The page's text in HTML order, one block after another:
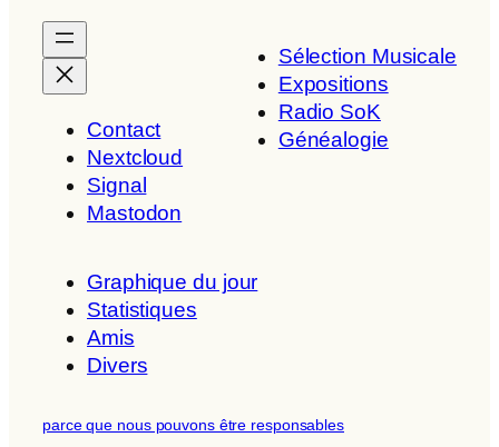
Contact
Nextcloud
Signal
Mastodon
Sélection Musicale
Expositions
Radio SoK
Généalogie
Graphique du jour
Statistiques
Amis
Divers
parce que nous pouvons être responsables